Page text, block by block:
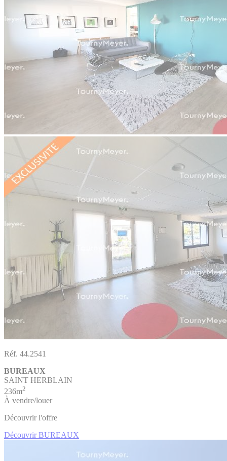
Réf. 44.2541
BUREAUX
SAINT HERBLAIN
236m2
À vendre/louer
Découvrir l'offre
Découvrir BUREAUX